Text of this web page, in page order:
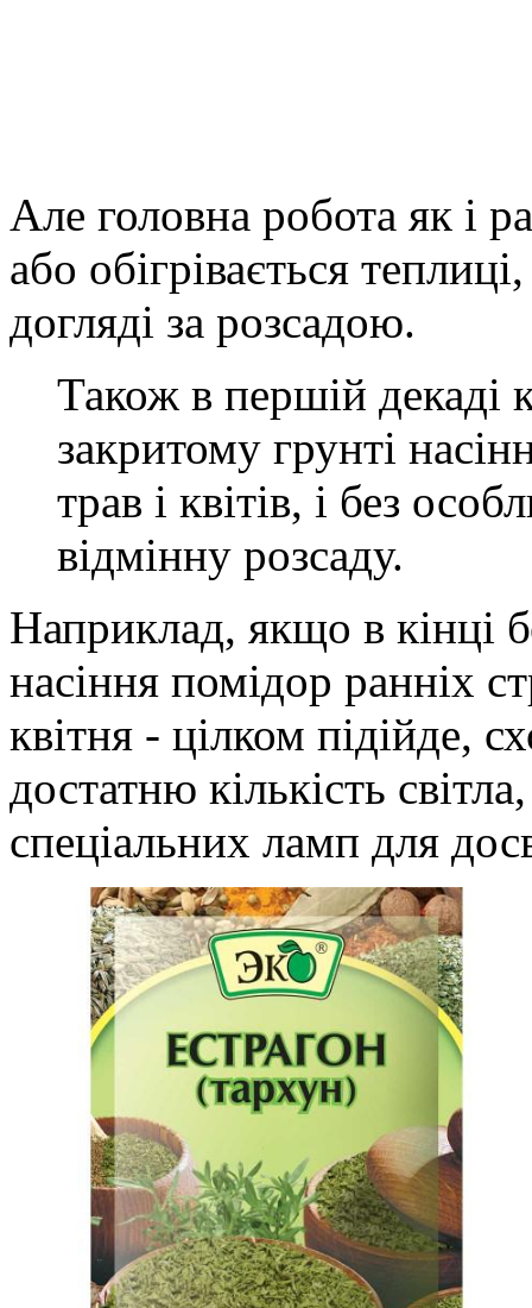
Але головна робота як і
або обігрівається
догляді за розсадою.
Також в першій декаді
закритому грунті
трав і квітів, і без
відмінну розсаду.
Наприклад, якщо в кінці
насіння помідор ранніх
квітня - цілком підійде,
достатню кількість
спеціальних ламп для